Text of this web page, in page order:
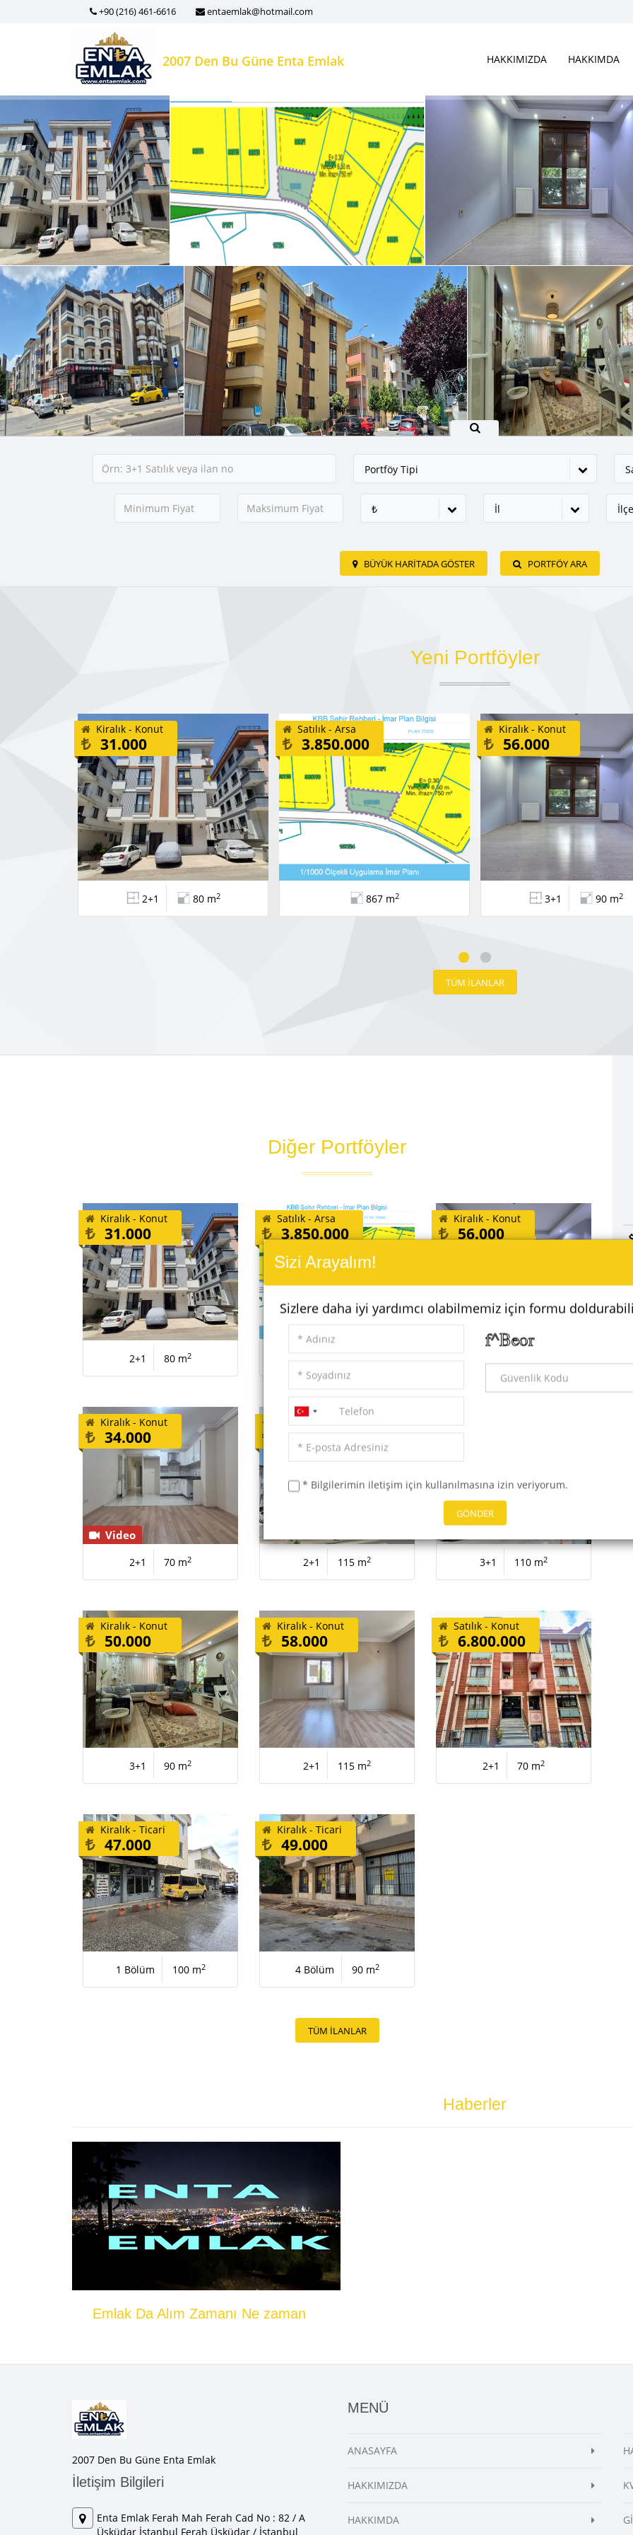
+90 (216) 461-6616 entaemlak@hotmail.com
2007 Den Bu Güne Enta Emlak HAKKIMIZDA HAKKIMDA
Portföy Tipi
₺ İl İlçe
BÜYÜK HARITADA GÖSTER PORTFÖY ARA
Yeni Portföyler
Kiralık - Konut
31.000
2+1 80 m2
Satılık - Arsa
3.850.000
867 m2
Kiralık - Konut
56.000
3+1 90 m2
TÜM İLANLAR
Diğer Portföyler
Kiralık - Konut
31.000
2+1 80 m2
Satılık - Arsa
3.850.000
Kiralık - Konut
56.000
Video
Kiralık - Konut
34.000
2+1 70 m2
12.000.000
2+1 115 m2
9.400.000
3+1 110 m2
Kiralık - Konut
50.000
3+1 90 m2
Kiralık - Konut
58.000
2+1 115 m2
Satılık - Konut
6.800.000
2+1 70 m2
Kiralık - Ticari
47.000
1 Bölüm 100 m2
Kiralık - Ticari
49.000
4 Bölüm 90 m2
TÜM İLANLAR
Sizi Arayalım!
Sizlere daha iyi yardımcı olabilmemiz için formu
* Bilgilerimin iletişim için kullanılmasına izin veriyorum.
GÖNDER
Haberler
Emlak Da Alım Zamanı Ne zaman
2007 Den Bu Güne Enta Emlak
İletişim Bilgileri
Enta Emlak Ferah Mah Ferah Cad No : 82 / A
Üsküdar İstanbul Ferah Üsküdar / İstanbul
MENÜ
ANASAYFA
HAKKIMIZDA
HAKKIMDA